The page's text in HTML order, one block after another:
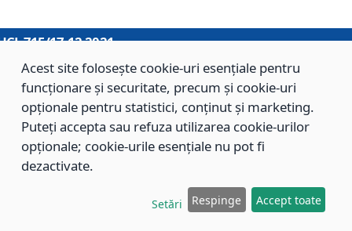
715/17.12.2021
Titlu: Aprobarea Planului de acţiuni sau lucrări de interes
local pentru anul 2022.
714/17.12.2021
Titlu: Modificarea Anexei la H.C.L. nr. 709/2020 privind
aprobarea Regulamentului de Organizare şi Funcţionare
Direcţiei de Asistenţă Socială Braşov.
Acest site folosește cookie-uri esențiale pentru
funcționare și securitate, precum și cookie-uri
opționale pentru statistici, conținut și marketing.
Puteți accepta sau refuza utilizarea cookie-urilor
opționale; cookie-urile esențiale nu pot fi
dezactivate.
Setări Respinge Accept toate